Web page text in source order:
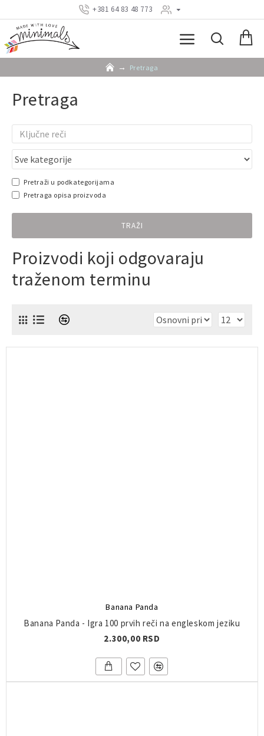
+381 64 83 48 773
Pretraga
Pretraga
Pretraži u podkategorijama
Pretraga opisa proizvoda
TRAŽI
Proizvodi koji odgovaraju
traženom terminu
Banana Panda
Banana Panda - Igra 100 prvih reči na engleskom jeziku
2.300,00 RSD